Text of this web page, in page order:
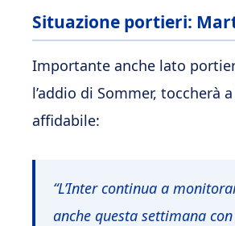
Situazione portieri:
Importante anche lato
l’addio di Sommer, toccherà
affidabile:
“L’Inter continua a
anche questa settimana